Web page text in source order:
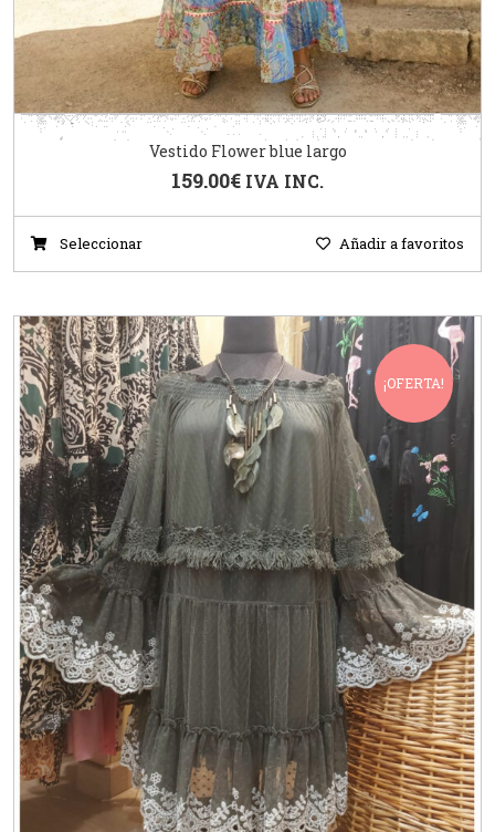
Vestido Flower blue largo
159.00€ IVA INC.
Seleccionar Añadir a favoritos
¡OFERTA!